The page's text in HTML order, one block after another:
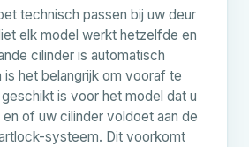
technisch passen bij uw deur
elk model werkt hetzelfde en
cilinder is automatisch
is het belangrijk om vooraf te
is voor het model dat u
of uw cilinder voldoet aan de
systeem. Dit voorkomt